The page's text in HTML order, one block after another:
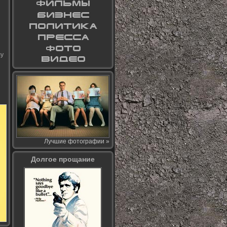
Лучшие фотографии »
Долгое прощание